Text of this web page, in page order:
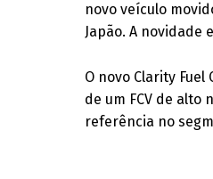
novo veículo
Japão. A novidade
O novo Clarity
de um FCV de alto
referência no